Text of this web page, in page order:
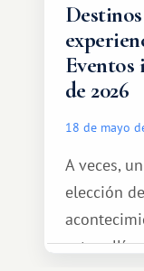
Eventos
de 2026
18 de mayo
A veces,
elección
estar allí...